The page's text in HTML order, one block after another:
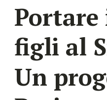
figli al
Un